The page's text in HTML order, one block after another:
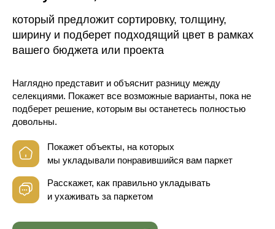
который предложит сортировку, толщину,
ширину и подберет подходящий цвет в рамках
вашего бюджета или проекта
Наглядно представит и объяснит разницу между
селекциями. Покажет все возможные варианты, пока не
подберет решение, которым вы останетесь полностью
довольны.
Покажет объекты, на которых
мы укладывали понравившийся вам паркет
Расскажет, как правильно укладывать
и ухаживать за паркетом